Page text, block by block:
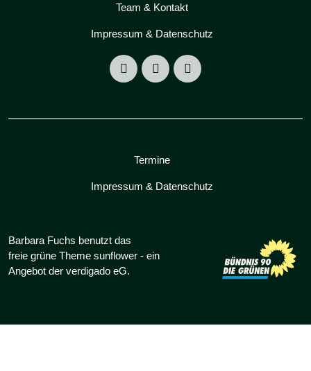
Team & Kontakt
Impressum & Datenschutz
Termine
Impressum & Datenschutz
Barbara Fuchs benutzt das
freie grüne Theme sunflower ‐ ein
Angebot der verdigado eG.